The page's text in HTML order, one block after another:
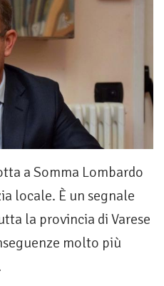
a Somma Lombardo
locale. È un segnale
la provincia di Varese
molto più